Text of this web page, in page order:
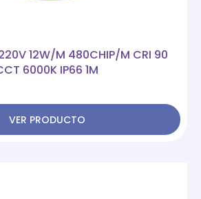
12W/M 480CHIP/M CRI 90
6000K IP66 1M
VER PRODUCTO